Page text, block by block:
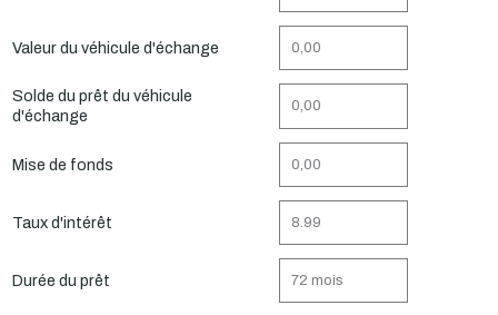
Valeur du véhicule d'échange
Solde du prêt du véhicule
d'échange
Mise de fonds
Taux d'intérêt
Durée du prêt